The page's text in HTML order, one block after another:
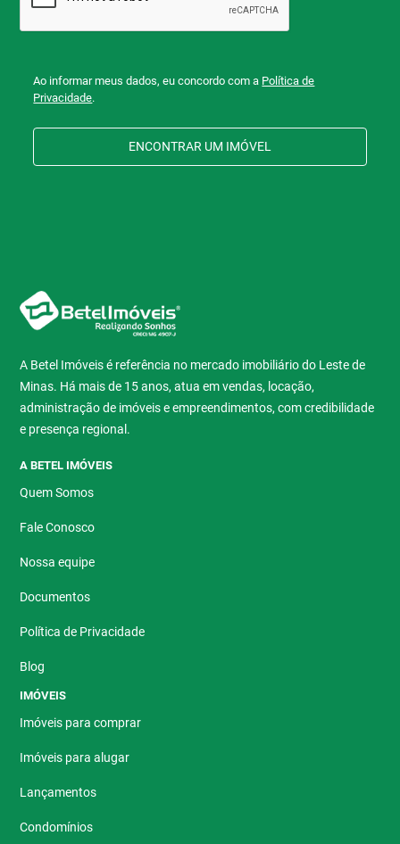
Ao informar meus dados, eu concordo com a Política de
Privacidade.
ENCONTRAR UM IMÓVEL
A Betel Imóveis é referência no mercado imobiliário do Leste de
Minas. Há mais de 15 anos, atua em vendas, locação,
administração de imóveis e empreendimentos, com credibilidade
e presença regional.
A BETEL IMÓVEIS
Quem Somos
Fale Conosco
Nossa equipe
Documentos
Política de Privacidade
Blog
IMÓVEIS
Imóveis para comprar
Imóveis para alugar
Lançamentos
Condomínios